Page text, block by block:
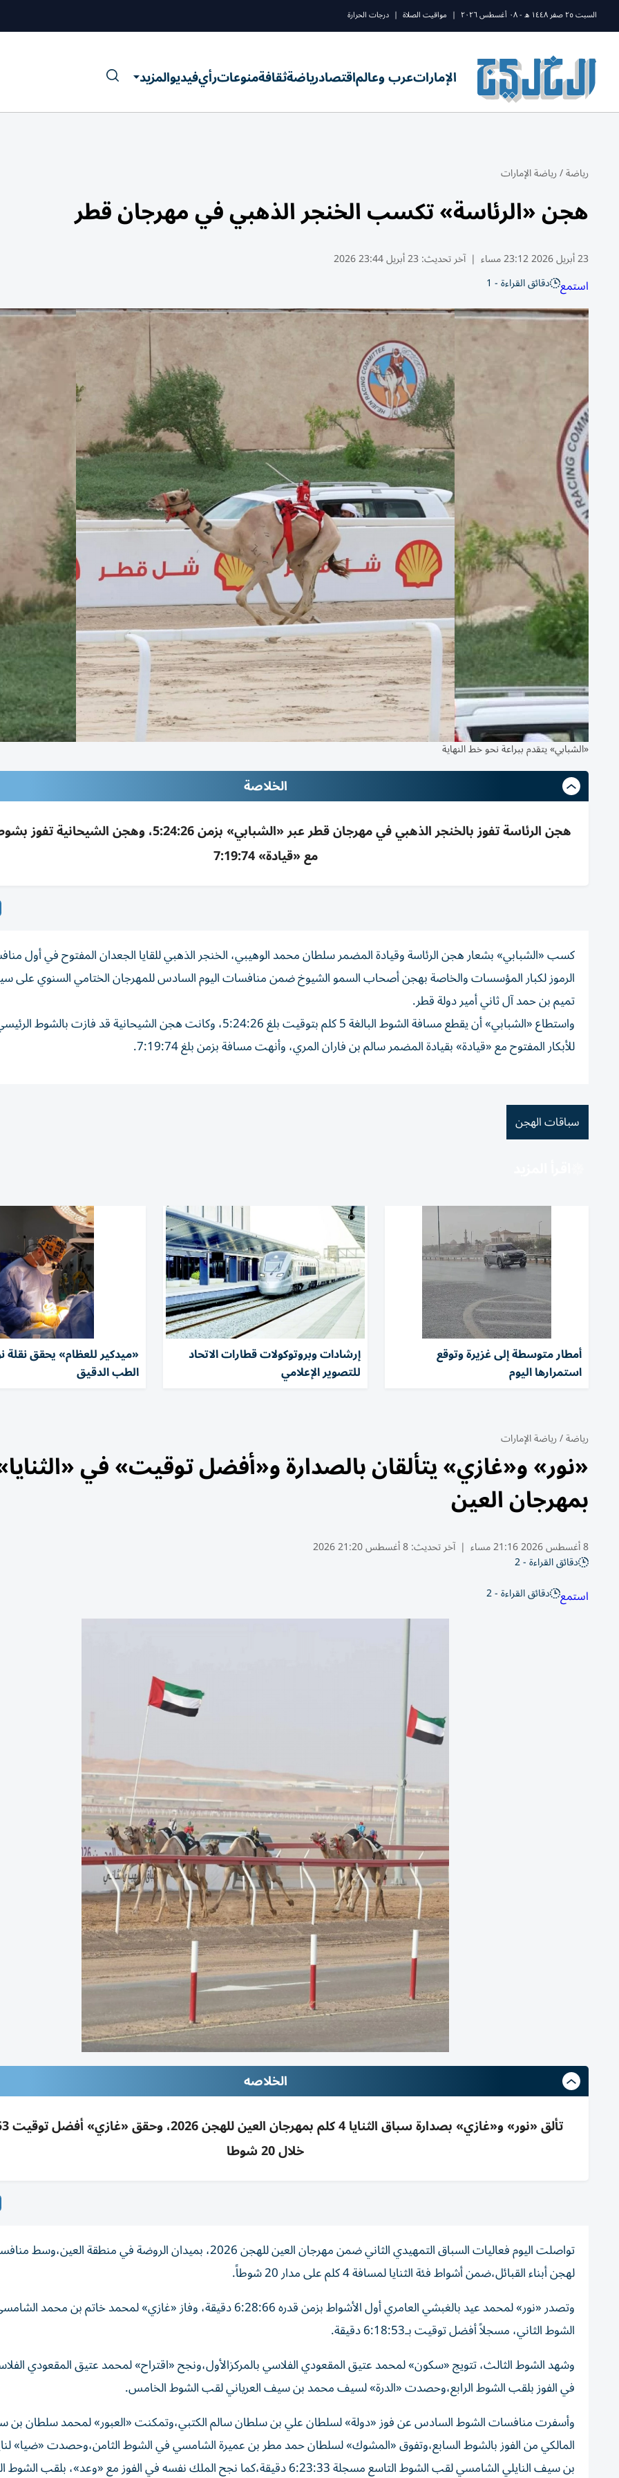
السبت ٢٥ صفر ١٤٤٨ ه - ٠٨ أغسطس ٢٠٢٦ | مواقيت الصلاة | درجات الحرارة
الإماراتعرب وعالماقتصادرياضةثقافةمنوعاترأيفيديوالمزيد
رياضة/رياضة الإمارات
هجن «الرئاسة» تكسب الخنجر الذهبي في مهرجان قطر
23 أبريل 2026 23:12 مساء | آخر تحديث: 23 أبريل 23:44 2026
استمع دقائق القراءة - 1
«الشبابي» يتقدم ببراعة نحو خط النهاية
الخلاصة
هجن الرئاسة تفوز بالخنجر الذهبي في مهرجان قطر عبر «الشبابي» بزمن 5:24:26، وهجن
مع «قيادة» 7:19:74
كسب «الشبابي» بشعار هجن الرئاسة وقيادة المضمر سلطان محمد الوهيبي، الخنجر الذهبي للقايا الجعدان المفتوح في أول
الرموز لكبار المؤسسات والخاصة بهجن أصحاب السمو الشيوخ ضمن منافسات اليوم السادس للمهرجان الختامي السنوي على
تميم بن حمد آل ثاني أمير دولة قطر.
واستطاع «الشبابي» أن يقطع مسافة الشوط البالغة 5 كلم بتوقيت بلغ 5:24:26، وكانت هجن الشيحانية قد فازت
للأبكار المفتوح مع «قيادة» بقيادة المضمر سالم بن فاران المري، وأنهت مسافة بزمن بلغ 7:19:74.
سباقات الهجن
أمطار متوسطة إلى غزيرة وتوقع
استمرارها اليوم
إرشادات وبروتوكولات قطارات الاتحاد
للتصوير الإعلامي
«ميدكير للعظام» يحقق نقلة
الطب الدقيق
رياضة/رياضة الإمارات
«نور» و«غازي» يتألقان بالصدارة و«أفضل توقيت» في
بمهرجان العين
8 أغسطس 2026 21:16 مساء | آخر تحديث:8 أغسطس 21:20 2026
دقائق القراءة - 2
استمع دقائق القراءة - 2
الخلاصه
تألق «نور»
خلال 20 شوطا
تواصلت اليوم فعاليات السباق التمهيدي الثاني ضمن مهرجان العين للهجن 2026، بميدان الروضة في منطقة
لهجن أبناء القبائل،ضمن أشواط فئة الثنايا لمسافة 4 كلم على مدار 20 شوطاً.
وتصدر «نور» لمحمد عيد بالغبشي العامري أول الأشواط بزمن قدره 6:28:66 دقيقة، وفاز «غازي» لمحمد خاتم بن
الشوط الثاني، مسجلاً أفضل توقيت بـ6:18:53 دقيقة.
وشهد الشوط الثالث، تتويج «سكون» لمحمد عتيق المقعودي الفلاسي بالمركزالأول،ونجح «اقتراح» لمحمد عتيق المقعودي
في الفوز بلقب الشوط الرابع،وحصدت «الدرة» لسيف محمد بن سيف العرياني لقب الشوط الخامس.
وأسفرت منافسات الشوط السادس عن فوز «دولة» لسلطان علي بن سلطان سالم الكتبي،وتمكنت «العبور» لمحمد سلطان بن
المالكي من الفوز بالشوط السابع،وتفوق «المشوك» لسلطان حمد مطر بن عميرة الشامسي في الشوط الثامن،وحصدت «ضيا»
بن سيف النايلي الشامسي لقب الشوط التاسع مسجلة 6:23:33 دقيقة،كما نجح الملك نفسه في الفوز مع «وعد»، بلقب الشوط العاشر.